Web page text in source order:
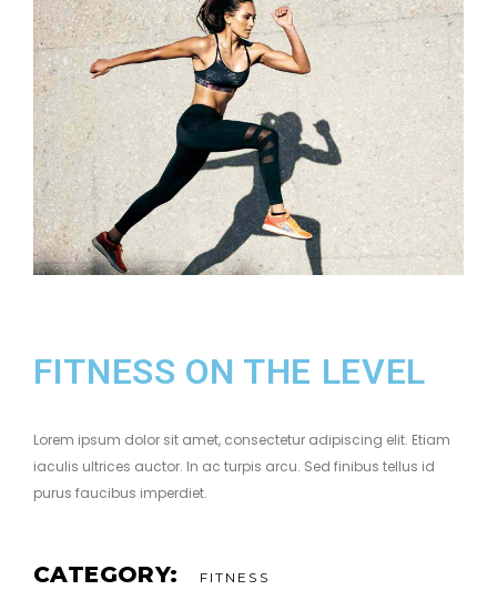
FITNESS ON THE LEVEL
Lorem ipsum dolor sit amet, consectetur adipiscing elit. Etiam
iaculis ultrices auctor. In ac turpis arcu. Sed finibus tellus id
purus faucibus imperdiet.
CATEGORY: FITNESS